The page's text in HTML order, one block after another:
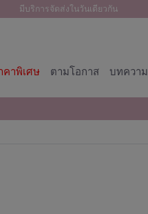
มีบริการจัดส่งในวันเดียวกัน
คาพิเศษ ตามโอกาส บทความ